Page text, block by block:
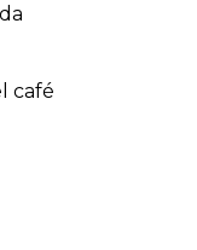
café